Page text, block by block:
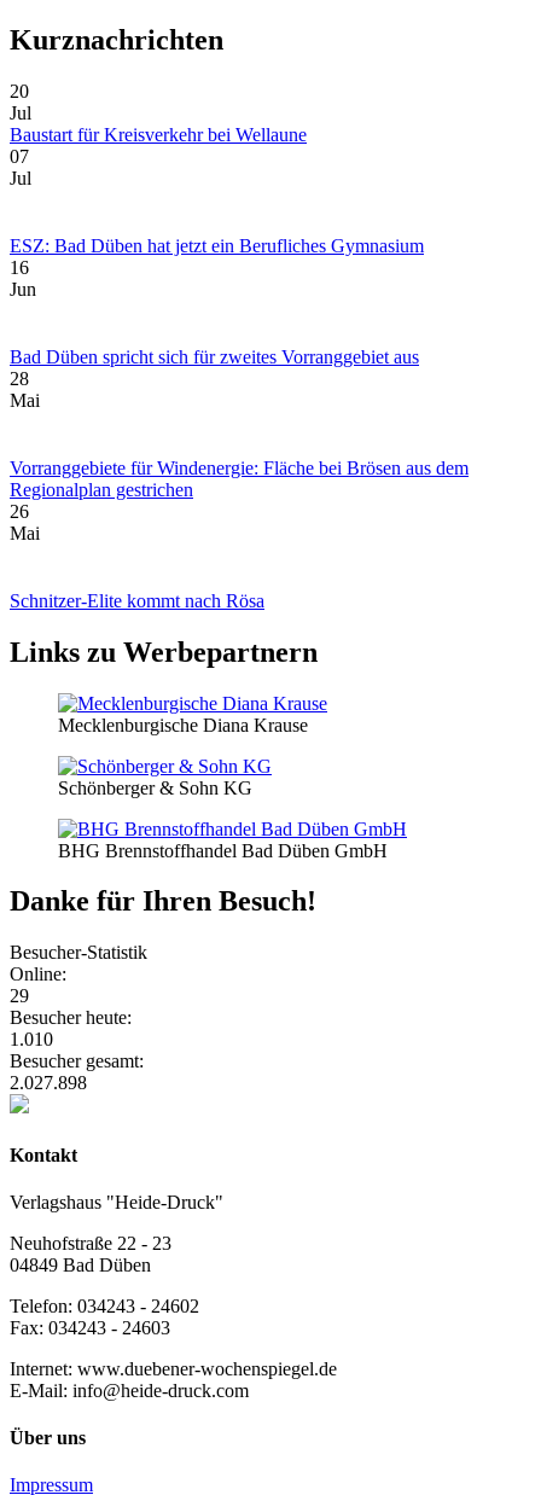
Kurznachrichten
20
Jul
Baustart für Kreisverkehr bei Wellaune
07
Jul
ESZ: Bad Düben hat jetzt ein Berufliches Gymnasium
16
Jun
Bad Düben spricht sich für zweites Vorranggebiet aus
28
Mai
Vorranggebiete für Windenergie: Fläche bei Brösen aus dem
Regionalplan gestrichen
26
Mai
Schnitzer-Elite kommt nach Rösa
Links zu Werbepartnern
Mecklenburgische Diana Krause
Schönberger & Sohn KG
BHG Brennstoffhandel Bad Düben GmbH
Danke für Ihren Besuch!
Besucher-Statistik
Online:
29
Besucher heute:
1.010
Besucher gesamt:
2.027.898
Kontakt
Verlagshaus "Heide-Druck"
Neuhofstraße 22 - 23
04849 Bad Düben
Telefon: 034243 - 24602
Fax: 034243 - 24603
Internet: www.duebener-wochenspiegel.de
E-Mail: info@heide-druck.com
Über uns
Impressum